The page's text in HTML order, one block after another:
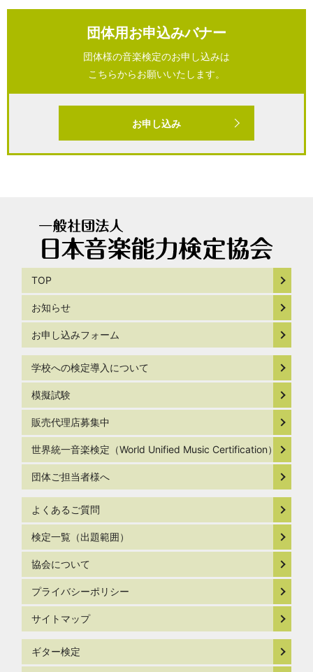
団体用お申込みバナー
団体様の音楽検定のお申し込みは
こちらからお願いいたします。
お申し込み
TOP
お知らせ
お申し込みフォーム
学校への検定導入について
模擬試験
販売代理店募集中
世界統一音楽検定（World Unified Music Certification）
団体ご担当者様へ
よくあるご質問
検定一覧（出題範囲）
協会について
プライバシーポリシー
サイトマップ
ギター検定